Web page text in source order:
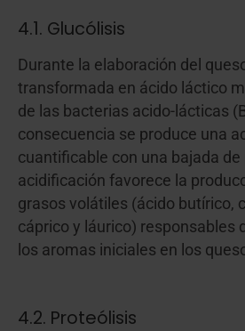
4.1. Glucólisis
Durante la elaboración del
transformada en ácido láctico
de las bacterias acido-lácticas
consecuencia se produce una
cuantificable con una bajada de
acidificación favorece la
grasos volátiles (ácido butírico,
cáprico y láurico) responsables
los aromas iniciales en los
4.2. Proteólisis